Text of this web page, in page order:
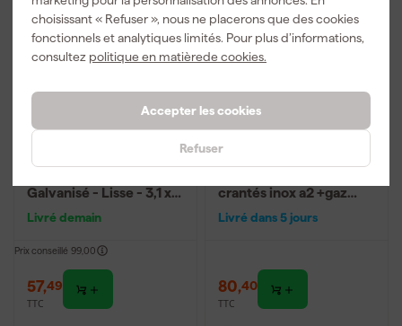
choisissant « Refuser », nous ne placerons que des cookies
fonctionnels et analytiques limités. Pour plus d’informations,
consultez politique en matièrede cookies.
Accepter les cookies
Refuser
Makita F -30762 Clous
Galvanisé - Lisse - 3,1 x
Livré demain
Prix conseillé 99,00
57,49
TTC
crantés inox a2 +gaz
Livré dans 5 jours
80,40
TTC